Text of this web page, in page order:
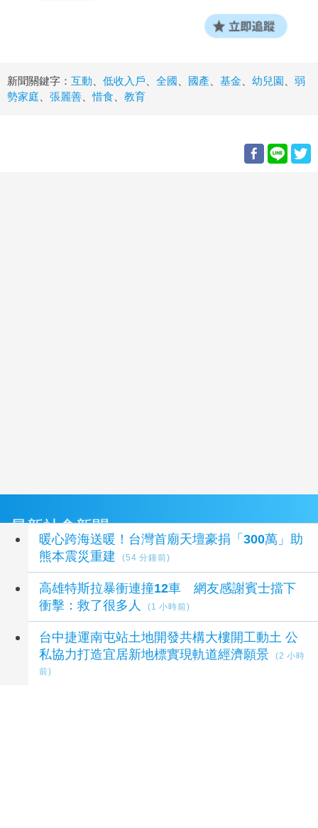
新聞關鍵字： 互動 低收入戶 全國 國產 基金 幼兒園
弱
勢家庭
張麗善 、惜食 教育
最新社會新聞
暖心跨海送暖！台灣首廟天壇豪捐「300萬」助
熊本震災重建
(54 分鐘前)
高雄特斯拉暴衝連撞12車 網友感謝賓士擋下
衝擊：救了很多人
(1 小時前)
台中捷運南屯站土地開發共構大樓開工動土 公
私協力打造宜居新地標實現軌道經濟願景
(2 小時
前)